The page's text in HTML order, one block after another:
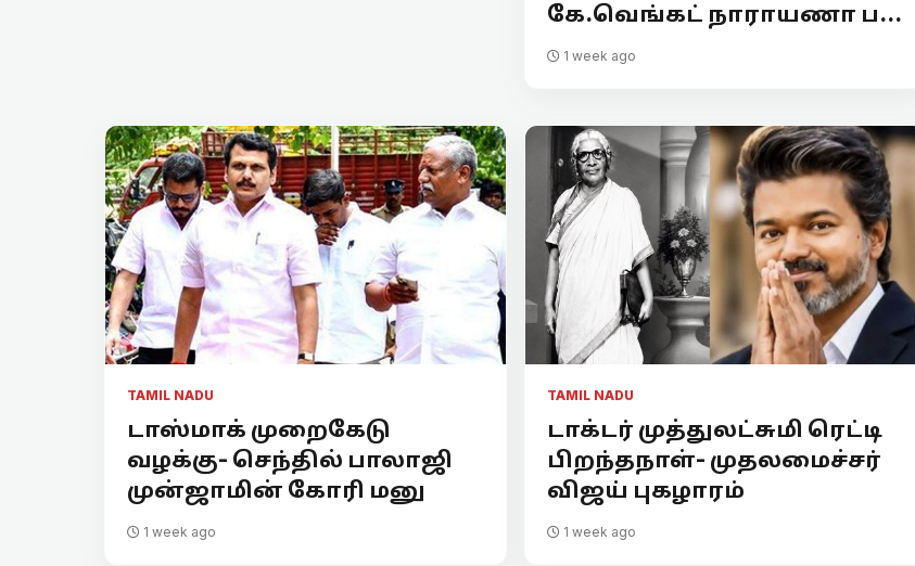
கே.வெங்கட் நாராயணா ப...
1 week ago
TAMIL NADU
டாஸ்மாக் முறைகேடு
வழக்கு- செந்தில் பாலாஜி
முன்ஜாமின் கோரி மனு
1 week ago
TAMIL NADU
டாக்டர் முத்துலட்சுமி ரெட்டி
பிறந்தநாள்- முதலமைச்சர்
விஜய் புகழாரம்
1 week ago